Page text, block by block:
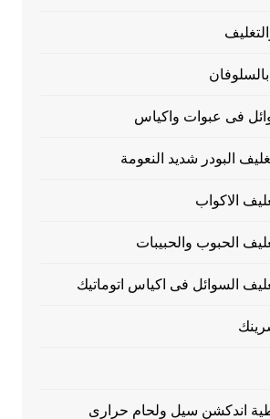
فى عبوات واكياس
البودر شديد النعومة
الاكواب
الحبوب والحبيبات
السوائل فى اكياس اتوماتيك
اندكشن سيل ولحام حرارى